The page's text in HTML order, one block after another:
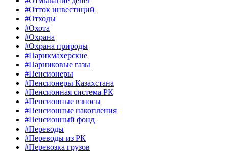
#Отток инвестиций
#Отходы
#Охота
#Охрана
#Охрана природы
#Парикмахерские
#Парниковые газы
#Пенсионеры
#Пенсионеры Казахстана
#Пенсионная система РК
#Пенсионные взносы
#Пенсионные накопления
#Пенсионный фонд
#Переводы
#Переводы из РК
#Перевозка грузов